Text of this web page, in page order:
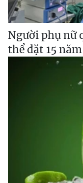
Người phụ nữ
thể đặt 15